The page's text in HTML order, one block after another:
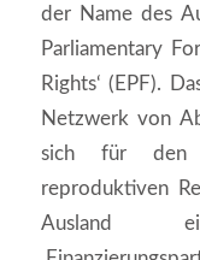
der Name des
Parliamentary
Rights‘ (EPF).
Netzwerk von
sich für den
reproduktiven
Ausland